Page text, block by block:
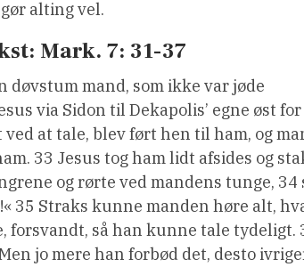
alting vel.
Mark. 7: 31-37
døvstum mand, som ikke var jøde
via Sidon til Dekapolis’ egne øst
at tale, blev ført hen til ham, og
33 Jesus tog ham lidt afsides og
og rørte ved mandens tunge,
35 Straks kunne manden høre alt,
forsvandt, så han kunne tale
jo mere han forbød det, desto